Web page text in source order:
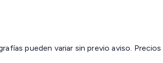
pueden variar sin previo aviso.